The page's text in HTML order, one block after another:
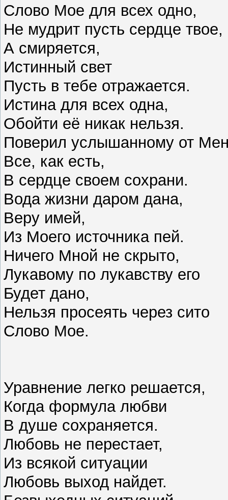
Слово Мое для всех одно,
Не мудрит пусть сердце твое,
А смиряется,
Истинный свет
Пусть в тебе отражается.
Истина для всех одна,
Обойти её никак нельзя.
Поверил услышанному от
Все, как есть,
В сердце своем сохрани.
Вода жизни даром дана,
Веру имей,
Из Моего источника пей.
Ничего Мной не скрыто,
Лукавому по лукавству его
Будет дано,
Нельзя просеять через сито
Слово Мое.
Уравнение легко решается,
Когда формула любви
В душе сохраняется.
Любовь не перестает,
Из всякой ситуации
Любовь выход найдет.